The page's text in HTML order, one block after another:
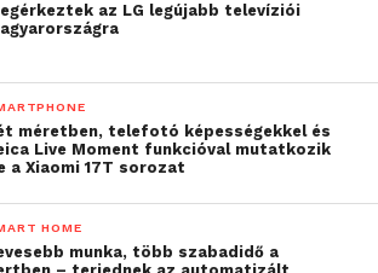
az LG legújabb televíziói
méretben, telefotó képességekkel és
Live Moment funkcióval mutatkozik
a Xiaomi 17T sorozat
HOME
munka, több szabadidő a